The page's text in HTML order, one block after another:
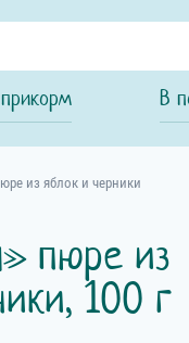
В
из яблок и черники
пюре из
100 г